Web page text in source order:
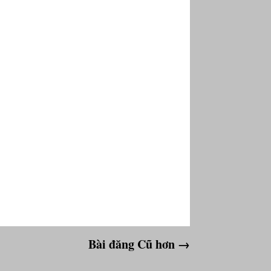
Bài đăng Cũ hơn →